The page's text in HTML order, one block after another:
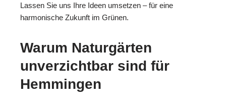
Lassen Sie uns Ihre Ideen umsetzen – für eine
harmonische Zukunft im Grünen.
Warum Naturgärten
unverzichtbar sind für
Hemmingen